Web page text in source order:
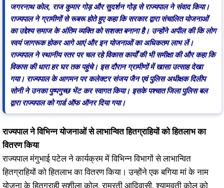
जगरनाथ कोल, राज कुमार गोड़ और सुदर्शन गोड़ से राज्यपाल ने संवाद किया।
राज्यपाल ने ग्रामीणों से रूबरू होते हुए कहा कि सरकार द्वारा संचालित योजनाओं
का उद्देश्य समाज के अंतिम व्यक्ति को सशक्त बनाना है। उन्होंने अपील की कि लोग
स्वयं जागरूक होकर आगे आएं और इन योजनाओं का अधिकतम लाभ लें।
राज्यपाल ने स्थानीय स्तर पर चल रहे विकास कार्यों की भी समीक्षा की और कहा कि
विकास की धारा हर घर तक पहुंचे। इस दौरान ग्रामीणों में खासा उत्साह देखा
गया। राज्यपाल के आगमन पर कलेक्टर संजय जैन एवं पुलिस अधीक्षक दिलीप
सोनी ने उनका पुष्पगुच्छ भेंट कर स्वागत किया। इसके पश्चात जिला पुलिस बल
द्वारा राज्यपाल को गार्ड ऑफ ऑनर दिया गया।
राज्यपाल ने विभिन्न योजनाओं से लाभान्वित हितग्राहियों को हितलाभ का
वितरण किया
राज्यपाल मंगुभाई पटेल ने कार्यक्रम में विभिन्न विभागों से लाभान्वित
हितग्राहियों को हितलाभ का वितरण किया। उन्होंने एक बगिया मां के नाम
योजना के हितग्राही सुशीला कोल, रामरती आदिवासी, श्यामवती कोल को